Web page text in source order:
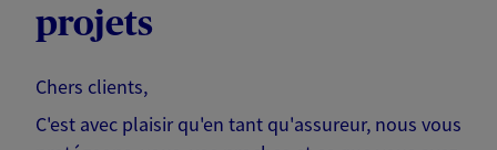
projets
Chers clients,
C'est avec plaisir qu'en tant qu'assureur, nous vous